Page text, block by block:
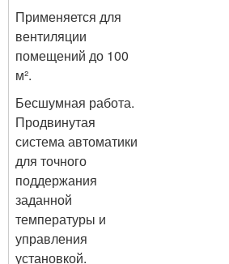
Применяется для
вентиляции
помещений до 100
м².
Бесшумная работа.
Продвинутая
система автоматики
для точного
поддержания
заданной
температуры и
управления
установкой.